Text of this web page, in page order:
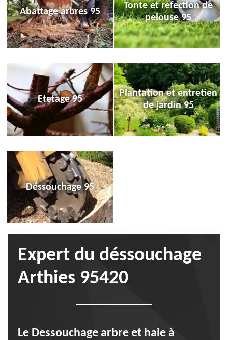
Abattage arbres 95
Tonte et refection de
pelouse 95
Etetage 95
Plantation et entretien
de jardin 95
Déssouchage 95
Expert du déssouchage
Arthies 95420
Le Dessouchage arbre et haie à